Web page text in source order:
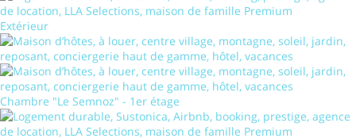
Extérieur
Chambre "Le Semnoz" - 1er étage